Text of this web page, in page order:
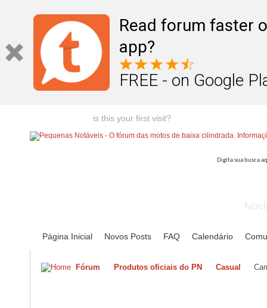
Read forum faster
app?
FREE - on Google
is this your first visit?
Página Inicial Novos Posts FAQ Calendário
Fórum Produtos oficiais do PN Casual